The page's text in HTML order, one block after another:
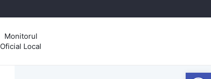
Monitorul
Oficial Local